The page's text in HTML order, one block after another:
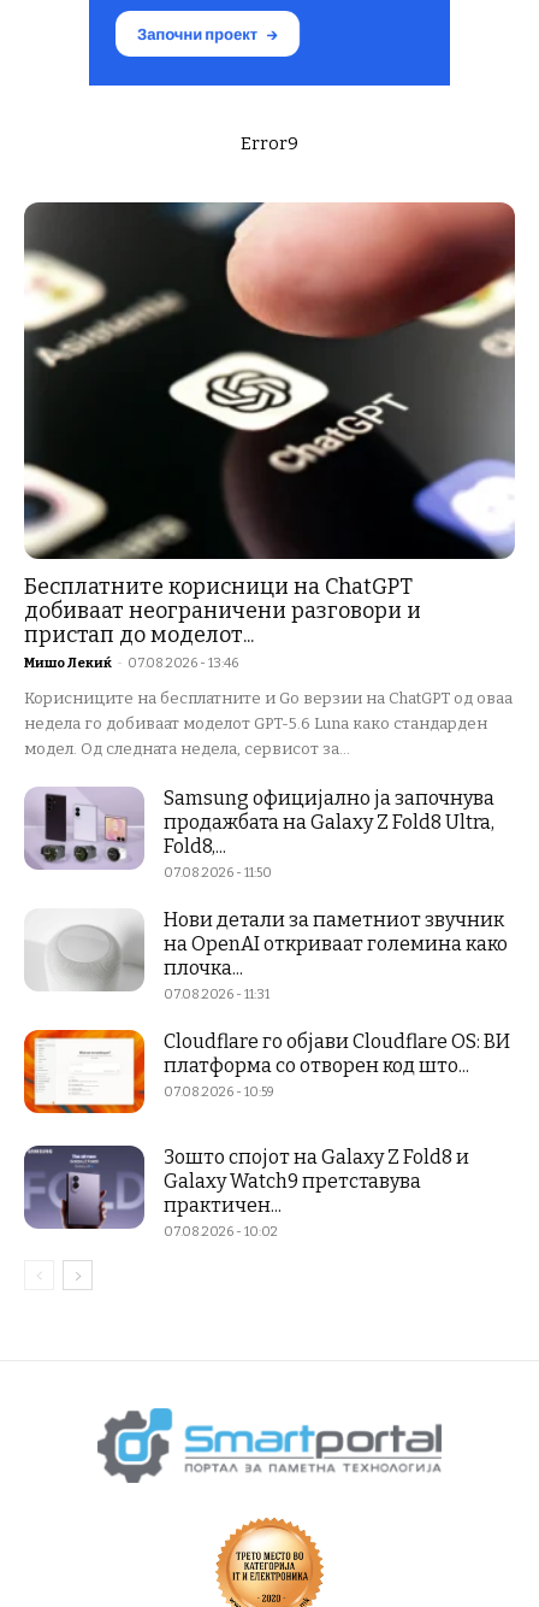
Error9
Бесплатните корисници на ChatGPT
добиваат неограничени разговори и
пристап до моделот...
Мишо Лекиќ - 07.08.2026 - 13:46
Корисниците на бесплатните и Go верзии на ChatGPT од оваа
недела го добиваат моделот GPT-5.6 Luna како стандарден
модел. Од следната недела, сервисот за...
Samsung официјално ја започнува
продажбата на Galaxy Z Fold8 Ultra,
Fold8,...
07.08.2026 - 11:50
Нови детали за паметниот звучник
на OpenAI откриваат големина како
плочка...
07.08.2026 - 11:31
Cloudflare го објави Cloudflare OS: ВИ
платформа со отворен код што...
07.08.2026 - 10:59
Зошто спојот на Galaxy Z Fold8 и
Galaxy Watch9 претставува
практичен...
07.08.2026 - 10:02